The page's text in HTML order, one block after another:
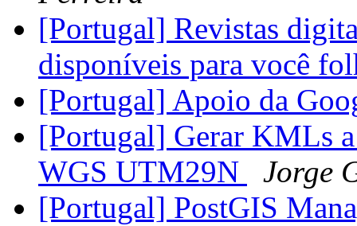
[Portugal] Revistas
disponíveis para você
[Portugal] Apoio da
[Portugal] Gerar KMLs
WGS UTM29N
Jorge
[Portugal] PostGIS